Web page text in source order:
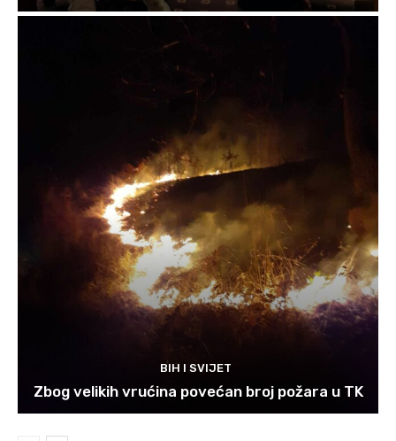
BIH I SVIJET
Zbog velikih vrućina povećan broj požara u TK